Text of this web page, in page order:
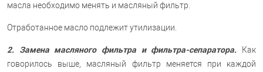
масла необходимо менять и масляный фильтр.
Отработанное масло подлежит утилизации.
2. Замена масляного фильтра и фильтра-сепаратора. Как
говорилось выше, масляный фильтр меняется при каждой